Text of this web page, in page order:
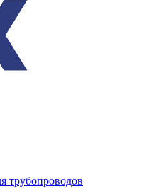
трубопроводов